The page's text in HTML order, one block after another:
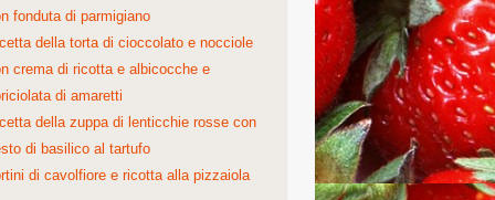
fonduta di parmigiano
della torta di cioccolato e nocciole
crema di ricotta e albicocche e
di amaretti
della zuppa di lenticchie rosse con
di basilico al tartufo
di cavolfiore e ricotta alla pizzaiola